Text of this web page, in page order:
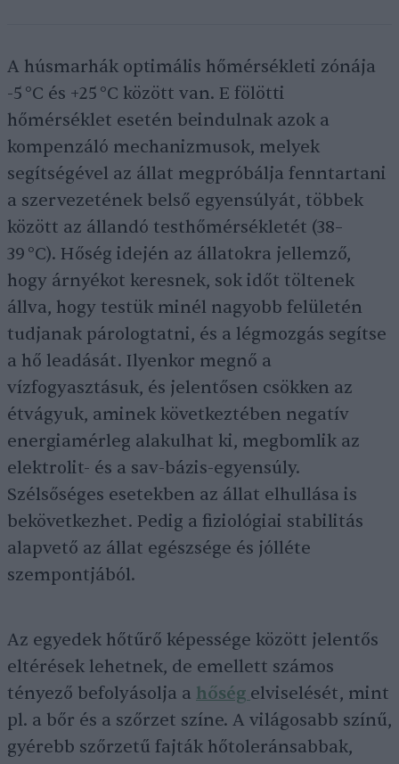
A húsmarhák optimális hőmérsékleti zónája
-5 °C és +25 °C között van. E fölötti
hőmérséklet esetén beindulnak azok a
kompenzáló mechanizmusok, melyek
segítségével az állat megpróbálja fenntartani
a szervezetének belső egyensúlyát, többek
között az állandó testhőmérsékletét (38–
39 °C). Hőség idején az állatokra jellemző,
hogy árnyékot keresnek, sok időt töltenek
állva, hogy testük minél nagyobb felületén
tudjanak párologtatni, és a légmozgás segítse
a hő leadását. Ilyenkor megnő a
vízfogyasztásuk, és jelentősen csökken az
étvágyuk, aminek következtében negatív
energiamérleg alakulhat ki, megbomlik az
elektrolit- és a sav-bázis-egyensúly.
Szélsőséges esetekben az állat elhullása is
bekövetkezhet. Pedig a fiziológiai stabilitás
alapvető az állat egészsége és jólléte
szempontjából.
Az egyedek hőtűrő képessége között jelentős
eltérések lehetnek, de emellett számos
tényező befolyásolja a hőség elviselését, mint
pl. a bőr és a szőrzet színe. A világosabb színű,
gyérebb szőrzetű fajták hőtoleránsabbak,